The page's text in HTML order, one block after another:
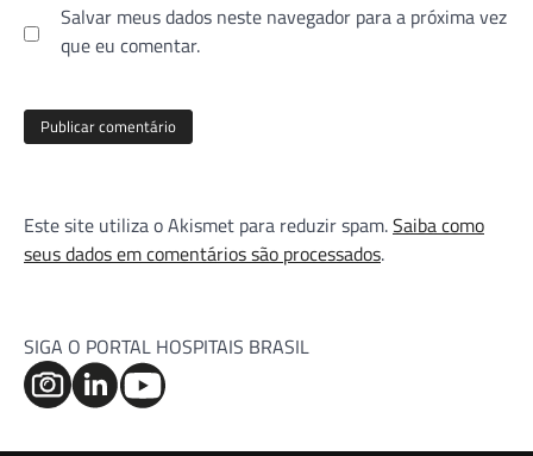
Salvar meus dados neste navegador para a próxima vez
que eu comentar.
Este site utiliza o Akismet para reduzir spam.Saiba como
seus dados em comentários são processados.
SIGA O PORTAL HOSPITAIS BRASIL